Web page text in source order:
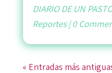
DIARIO DE UN
Reportes|0
« Entradas más